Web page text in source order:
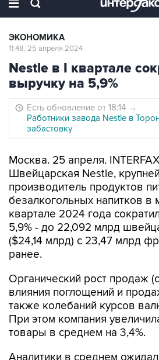
ЭКОНОМИКА
11:48, 25 апреля 2024
Nestle в I квартале
выручку на 5,9%
Есть обновление от 18:14 →
Работники завода Nestle в
забастовку
Москва. 25 апреля.
Швейцарская Nestle,
производитель продуктов
безалкогольных напитков в
квартале 2024 года
5,9% - до 22,092 млрд
($24,14 млрд) с 23,47 млрд
ранее.
Органический рост продаж
влияния поглощений и
также колебаний курсов
При этом компания
товары в среднем на 3,4%.